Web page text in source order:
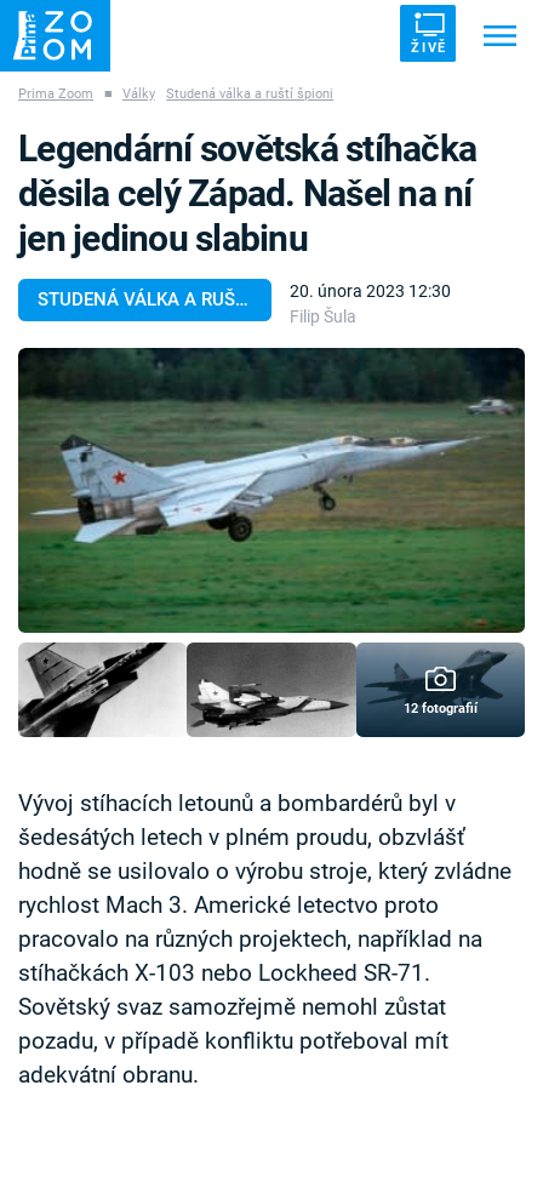
ŽIVĚ
ZÁHADY VETŘELCI DÁVNOVĚKU
Témata
Pořady
TV Program
Časopis
Sledujte prima+
Přihlášení
Sledujte nás
Prima Zoom ■ Války Studená válka a ruští špioni
STUDENÁ VÁLKA A RUŠTÍ ŠPIONI
20. února 2023 12:30
Filip Šula
Legendární sovětská stíhačka
děsila celý Západ. Našel na ní
jen jedinou slabinu
12 fotografií
Vývoj stíhacích letounů a bombardérů byl v
šedesátých letech v plném proudu, obzvlášť
hodně se usilovalo o výrobu stroje, který zvládne
rychlost Mach 3. Americké letectvo proto
pracovalo na různých projektech, například na
stíhačkách X-103 nebo Lockheed SR-71.
Sovětský svaz samozřejmě nemohl zůstat
pozadu, v případě konfliktu potřeboval mít
adekvátní obranu.